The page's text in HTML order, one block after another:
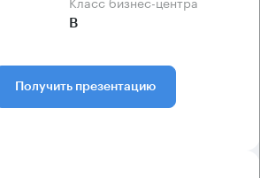
B
Получить презентацию